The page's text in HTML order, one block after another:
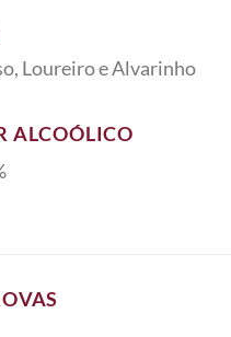
Loureiro e Alvarinho
ALCOÓLICO